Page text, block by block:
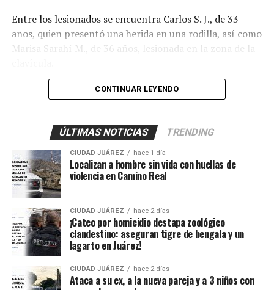
Entre los lesionados se encuentra Carlos S. J., de 33
años, quien presentó una herida en una rodilla, así como
Marisa Sarahí M., de 36 años, lesionada en la zona de la
También fueron atendidos Damián, de 14 años; Ana, de
El probable responsable fue identificado como Abraham
B., de 38 años, expareja de la mujer y presunto padre de
los menores, de acuerdo con información
proporcionada por un mando policiaco.
Agentes ministeriales acudieron al lugar para procesar
la escena, recabar evidencias e iniciar la búsqueda del
presunto agresor, quien hasta el momento no ha sido
detenido.
CONTINUAR LEYENDO
ÚLTIMAS NOTICIAS TRENDING
CIUDAD JUÁREZ hace 1 día
Localizan a hombre sin vida con huellas de
violencia en Camino Real
CIUDAD JUÁREZ hace 2 días
¡Cateo por homicidio destapa zoológico
clandestino: aseguran tigre de bengala y un
lagarto en Juárez!
CIUDAD JUÁREZ hace 2 días
Ataca a su ex, a la nueva pareja y a 3 niños con